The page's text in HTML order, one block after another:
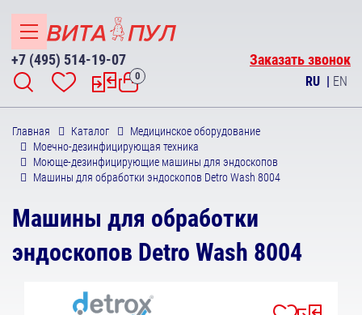
+7 (495) 514-19-07 Заказать звонок
0 RU | EN
Главная Каталог
Медицинское оборудование
Моечно-дезинфицирующая техника
Моюще-дезинфицирующие машины для эндоскопов
Машины для обработки эндоскопов Detro Wash 8004
Машины для обработки
эндоскопов Detro Wash 8004